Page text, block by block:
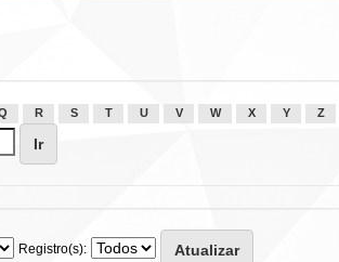
R S T U V W X Y Z
Registro(s):